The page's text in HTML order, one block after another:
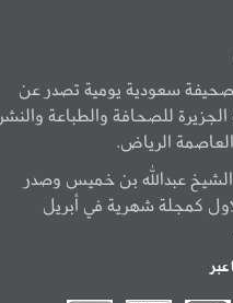
صحيفة سعودية يومية تصدر عن
للصحافة والطباعة والنشر
الرياض.
عبدالله بن خميس وصدر
كمجلة شهرية في أبريل